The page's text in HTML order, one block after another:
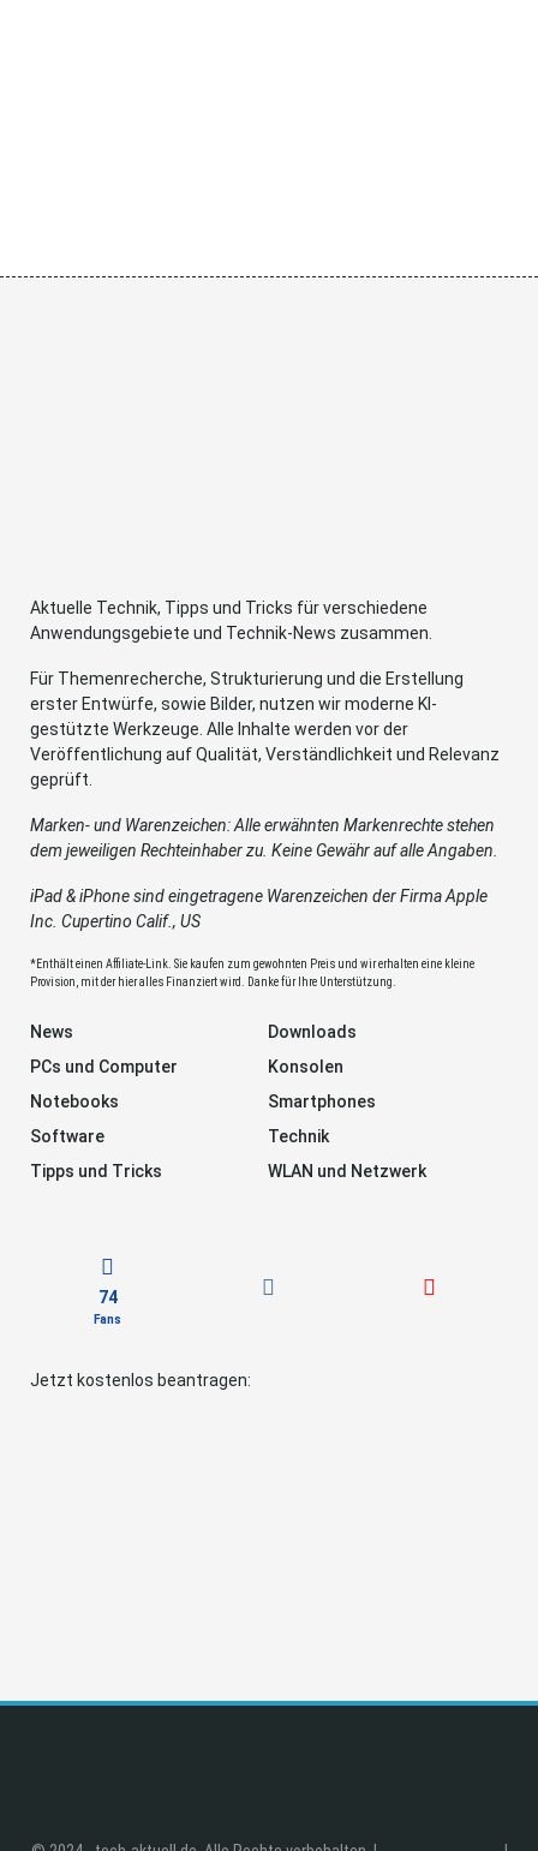
Aktuelle Technik, Tipps und Tricks für verschiedene
Anwendungsgebiete und Technik-News zusammen.
Für Themenrecherche, Strukturierung und die Erstellung
erster Entwürfe, sowie Bilder, nutzen wir moderne KI-
gestützte Werkzeuge. Alle Inhalte werden vor der
Veröffentlichung auf Qualität, Verständlichkeit und Relevanz
geprüft.
Marken- und Warenzeichen: Alle erwähnten Markenrechte stehen
dem jeweiligen Rechteinhaber zu. Keine Gewähr auf alle Angaben.
iPad & iPhone sind eingetragene Warenzeichen der Firma Apple
Inc. Cupertino Calif., US
*Enthält einen Affiliate-Link. Sie kaufen zum gewohnten Preis und wir erhalten eine kleine
Provision, mit der hier alles Finanziert wird. Danke für Ihre Unterstützung.
News
Downloads
PCs und Computer
Konsolen
Notebooks
Smartphones
Software
Technik
Tipps und Tricks
WLAN und Netzwerk
74
Fans
Jetzt kostenlos beantragen: